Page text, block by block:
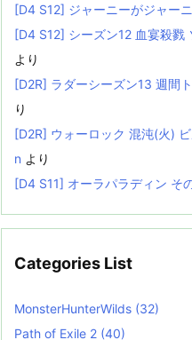
[D4 S12] ジャーニーがジャー
[D4 S12] シーズン12 血宴殺戮
より
[D2R] ラダーシーズン13 週間
り
[D2R] ウォーロック 混沌(火)
n より
[D4 S11] オーラパラディン そ
Categories List
MonsterHunterWilds (32)
Path of Exile 2 (40)